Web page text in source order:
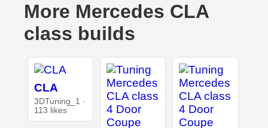
More Mercedes CLA
class builds
CLA
3DTuning_1 ·
113 likes